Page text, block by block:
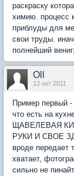
раскраску
химию. процесс
приблуды для
свои труды.
полнейший
Oll
12 окт 2011
Пример первый
что есть на
ЩАВЕЛЕВАЯ
РУКИ И СВОЕ
вроде передает
хватает,
сильно не